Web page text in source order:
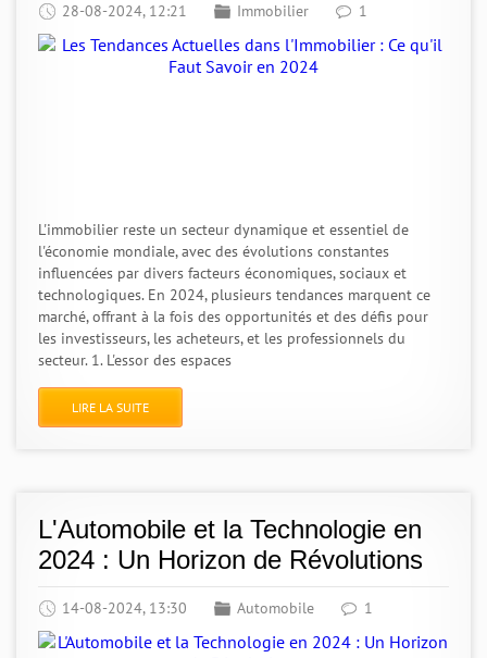
28-08-2024, 12:21 Immobilier 1
L'immobilier reste un secteur dynamique et essentiel de
l'économie mondiale, avec des évolutions constantes
influencées par divers facteurs économiques, sociaux et
technologiques. En 2024, plusieurs tendances marquent ce
marché, offrant à la fois des opportunités et des défis pour
les investisseurs, les acheteurs, et les professionnels du
secteur. 1. L'essor des espaces
LIRE LA SUITE
L'Automobile et la Technologie en
2024 : Un Horizon de Révolutions
14-08-2024, 13:30 Automobile 1